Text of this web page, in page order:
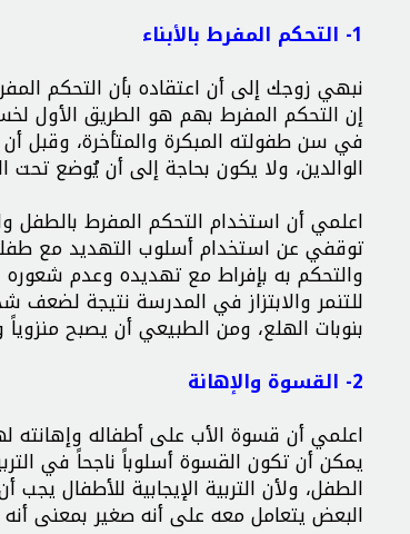
1- التحكم المفرط بالأبناء
نبهي زوجك إلى أن اعتقاده بأن التحكم
إن التحكم المفرط بهم هو الطريق الأول
في سن طفولته المبكرة والمتأخرة، وقبل
الوالدين، ولا يكون بحاجة إلى أن يُوضع
اعلمي أن استخدام التحكم المفرط بالطفل
توقفي عن استخدام أسلوب التهديد مع
والتحكم به بإفراط مع تهديده وعدم شعوره
للتنمر والابتزاز في المدرسة نتيجة
بنوبات الهلع، ومن الطبيعي أن يصبح
2- القسوة والإهانة
اعلمي أن قسوة الأب على أطفاله وإهانته
يمكن أن تكون القسوة أسلوباً ناجحاً في
الطفل، ولأن التربية الإيجابية للأطفال
البعض يتعامل معه على أنه صغير بمعنى أنه